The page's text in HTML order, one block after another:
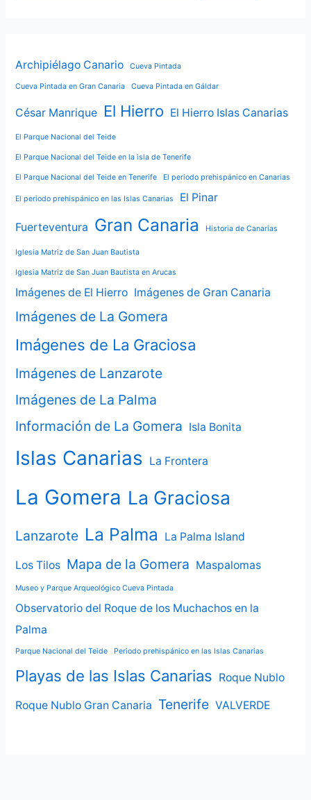
Archipiélago Canario Cueva Pintada
Cueva Pintada en Gran Canaria Cueva Pintada en Gáldar
César Manrique El Hierro El Hierro Islas Canarias
El Parque Nacional del Teide
El Parque Nacional del Teide en la isla de Tenerife
El Parque Nacional del Teide en Tenerife El periodo prehispánico en Canarias
El periodo prehispánico en las Islas Canarias El Pinar
Fuerteventura Gran Canaria Historia de Canarias
Iglesia Matriz de San Juan Bautista
Iglesia Matriz de San Juan Bautista en Arucas
Imágenes de El Hierro Imágenes de Gran Canaria
Imágenes de La Gomera
Imágenes de La Graciosa
Imágenes de Lanzarote
Imágenes de La Palma
Información de La Gomera Isla Bonita
Islas Canarias La Frontera
La Gomera La Graciosa
Lanzarote La Palma La Palma Island
Los Tilos Mapa de la Gomera Maspalomas
Museo y Parque Arqueológico Cueva Pintada
Observatorio del Roque de los Muchachos en la
Palma
Parque Nacional del Teide Periodo prehispánico en las Islas Canarias
Playas de las Islas Canarias Roque Nublo
Roque Nublo Gran Canaria Tenerife VALVERDE